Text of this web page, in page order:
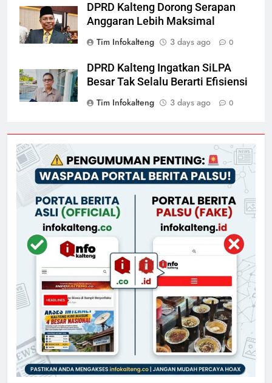
DPRD Kalteng Dorong Serapan
Anggaran Lebih Maksimal
Tim Infokalteng
3 days ago 0
DPRD Kalteng Ingatkan SiLPA
Besar Tak Selalu Berarti Efisiensi
Tim Infokalteng
3 days ago 0